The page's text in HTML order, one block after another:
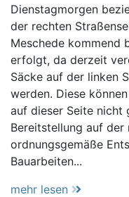
Dienstagmorgen
der rechten
Meschede kommend
erfolgt, da derzeit
Säcke auf der linken
werden. Diese
auf dieser Seite nicht
Bereitstellung auf der
ordnungsgemäße
Bauarbeiten...
mehr lesen